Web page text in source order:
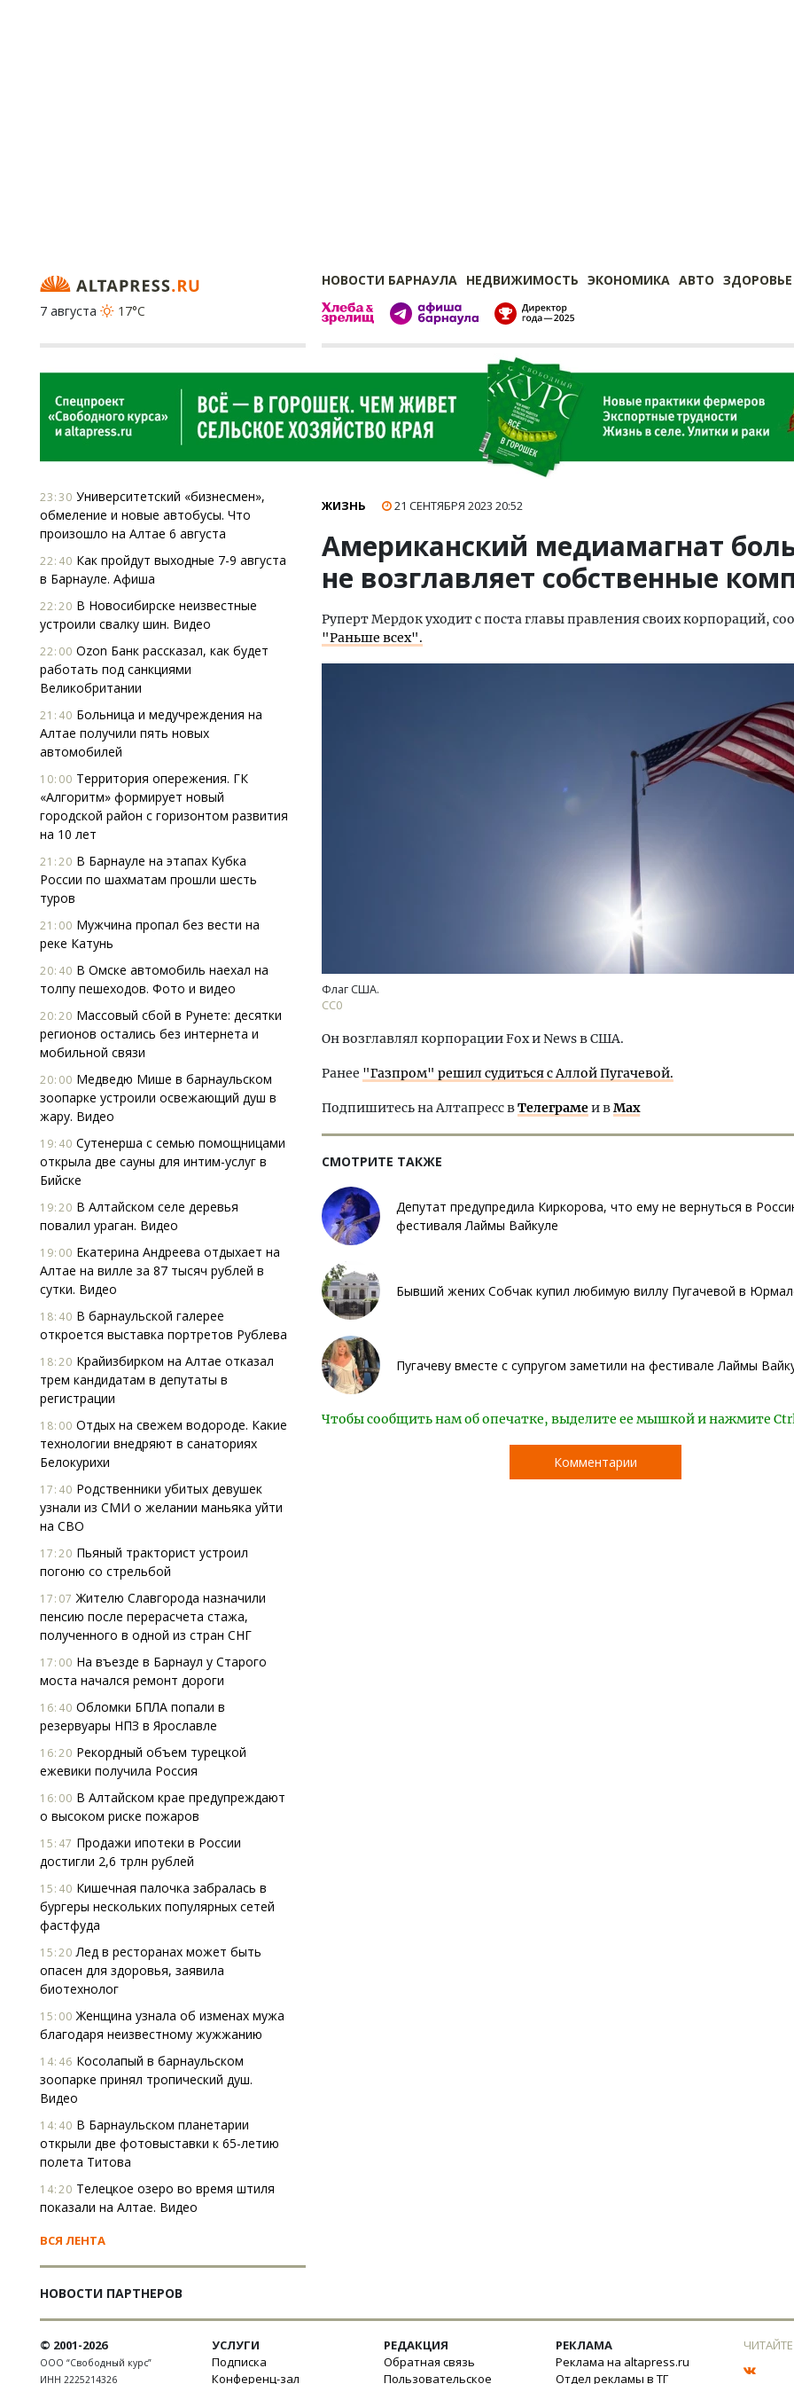
НОВОСТИ БАРНАУЛА НЕДВИЖИМОСТЬ ЭКОНОМИКА АВТО ЗДОРОВЬЕ
7 августа
17°C
23:30 Университетский «бизнесмен»,
обмеление и новые автобусы. Что
произошло на Алтае 6 августа
22:40 Как пройдут выходные 7-9 августа
в Барнауле. Афиша
22:20 В Новосибирске неизвестные
устроили свалку шин. Видео
22:00 Ozon Банк рассказал, как будет
работать под санкциями
Великобритании
21:40 Больница и медучреждения на
Алтае получили пять новых
автомобилей
10:00 Территория опережения. ГК
«Алгоритм» формирует новый
городской район с горизонтом развития
на 10 лет
21:20 В Барнауле на этапах Кубка
России по шахматам прошли шесть
туров
21:00 Мужчина пропал без вести на
реке Катунь
20:40 В Омске автомобиль наехал на
толпу пешеходов. Фото и видео
20:20 Массовый сбой в Рунете: десятки
регионов остались без интернета и
мобильной связи
20:00 Медведю Мише в барнаульском
зоопарке устроили освежающий душ в
жару. Видео
19:40 Сутенерша с семью помощницами
открыла две сауны для интим-услуг в
Бийске
19:20 В Алтайском селе деревья
повалил ураган. Видео
19:00 Екатерина Андреева отдыхает на
Алтае на вилле за 87 тысяч рублей в
сутки. Видео
18:40 В барнаульской галерее
откроется выставка портретов Рублева
18:20 Крайизбирком на Алтае отказал
трем кандидатам в депутаты в
регистрации
18:00 Отдых на свежем водороде. Какие
технологии внедряют в санаториях
Белокурихи
17:40 Родственники убитых девушек
узнали из СМИ о желании маньяка уйти
на СВО
17:20 Пьяный тракторист устроил
погоню со стрельбой
17:07 Жителю Славгорода назначили
пенсию после перерасчета стажа,
полученного в одной из стран СНГ
17:00 На въезде в Барнаул у Старого
моста начался ремонт дороги
16:40 Обломки БПЛА попали в
резервуары НПЗ в Ярославле
16:20 Рекордный объем турецкой
ежевики получила Россия
16:00 В Алтайском крае предупреждают
о высоком риске пожаров
15:47 Продажи ипотеки в России
достигли 2,6 трлн рублей
15:40 Кишечная палочка забралась в
бургеры нескольких популярных сетей
фастфуда
15:20 Лед в ресторанах может быть
опасен для здоровья, заявила
биотехнолог
15:00 Женщина узнала об изменах мужа
благодаря неизвестному жужжанию
14:46 Косолапый в барнаульском
зоопарке принял тропический душ.
Видео
14:40 В Барнаульском планетарии
открыли две фотовыставки к 65-летию
полета Титова
14:20 Телецкое озеро во время штиля
показали на Алтае. Видео
ВСЯ ЛЕНТА
НОВОСТИ ПАРТНЕРОВ
ЖИЗНЬ 21 СЕНТЯБРЯ 2023 20:52
Американский медиамагнат
не возглавляет собственные
Руперт Мердок уходит с поста главы правления своих корпораций,
"Раньше всех".
Флаг США.
СС0
Он возглавлял корпорации Fox и News в США.
Ранее "Газпром" решил судиться с Аллой Пугачевой.
Подпишитесь на Алтапресс вТелеграмеи вMax
СМОТРИТЕ ТАКЖЕ
Депутат предупредила Киркорова, что ему не вернуться в
фестиваля Лаймы Вайкуле
Бывший жених Собчак купил любимую виллу Пугачевой в
Пугачеву вместе с супругом заметили на фестивале Лаймы
Чтобы сообщить нам об опечатке, выделите ее мышкой и нажмите
Комментарии
стандартом благоустройства
Смелость архитектурных
Генеральный директор
© 2001-2026
ООО “Свободный курс”
ИНН 2225214326
УСЛУГИ
Подписка
Конференц-зал
РЕДАКЦИЯ
Обратная связь
Пользовательское
РЕКЛАМА
Реклама на altapress.ru
Отдел рекламы в ТГ